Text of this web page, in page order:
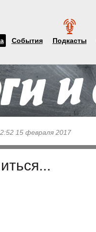
События Подкасты
15 февраля 2017